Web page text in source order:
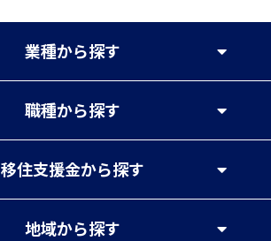
業種から探す
職種から探す
移住支援金から探す
地域から探す